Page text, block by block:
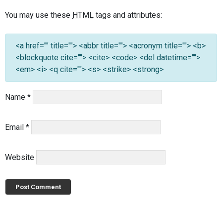
You may use these HTML tags and attributes:
<a href="" title=""> <abbr title=""> <acronym title=""> <b>
<blockquote cite=""> <cite> <code> <del datetime="">
<em> <i> <q cite=""> <s> <strike> <strong>
Name *
Email *
Website